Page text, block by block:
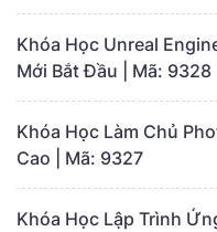
Khóa Học Unreal
Mới Bắt Đầu | Mã: 9328
Khóa Học Làm Chủ
Cao | Mã: 9327
Khóa Học Lập Trình